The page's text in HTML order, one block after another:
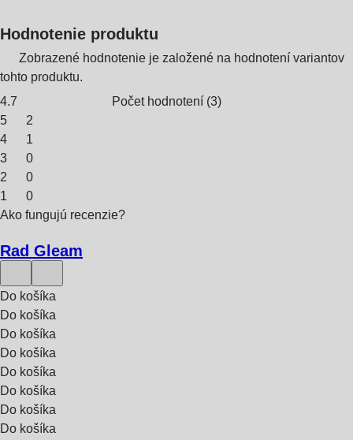
Hodnotenie produktu
Zobrazené hodnotenie je založené na hodnotení variantov
tohto produktu.
4.7
Počet hodnotení (3)
5
2
4
1
3
0
2
0
1
0
Ako fungujú recenzie?
Rad Gleam
Do košíka
Do košíka
Do košíka
Do košíka
Do košíka
Do košíka
Do košíka
Do košíka